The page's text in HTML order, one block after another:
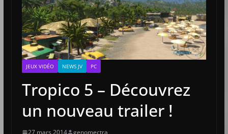
JEUX VIDÉO NEWS JV PC
Tropico 5 – Découvrez
un nouveau trailer !